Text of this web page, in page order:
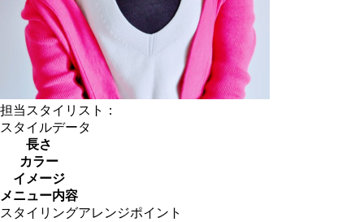
担当スタイリスト：
スタイルデータ
長さ
カラー
イメージ
メニュー内容
スタイリングアレンジポイント